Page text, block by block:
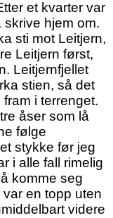
et kvarter var
skrive hjem om.
sti mot Leitjern,
Leitjern først,
Leitjernfjellet
stien, så det
i terrenget.
åser som lå
følge
stykke før jeg
i alle fall rimelig
komme seg
en topp uten
videre